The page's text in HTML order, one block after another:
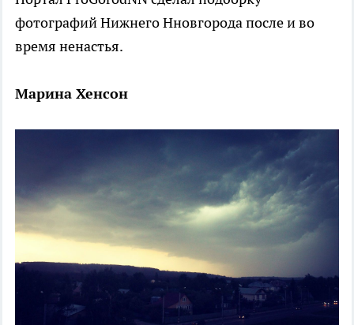
фотографий Нижнего Нновгорода после и во
время ненастья.
Марина Хенсон